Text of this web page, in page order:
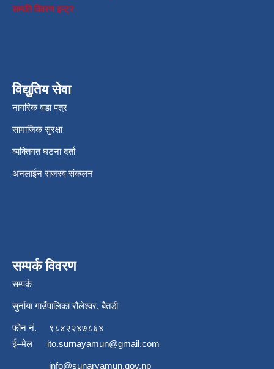
सम्पति विवरण इन्ट्र
विद्युतिय सेवा
नागरिक वडा पत्र
सामाजिक सुरक्षा
व्यक्तिगत घटना दर्ता
अनलाईन राजस्व संकलन
सम्पर्क विवरण
सम्पर्क
सुर्नाया गाउँपालिका रौलेश्वर, बैतडी
फोन नं.
९८४२२४७८६४
ई–मेल ito.surnayamun@gmail.com
info@sunaryamun.gov.np